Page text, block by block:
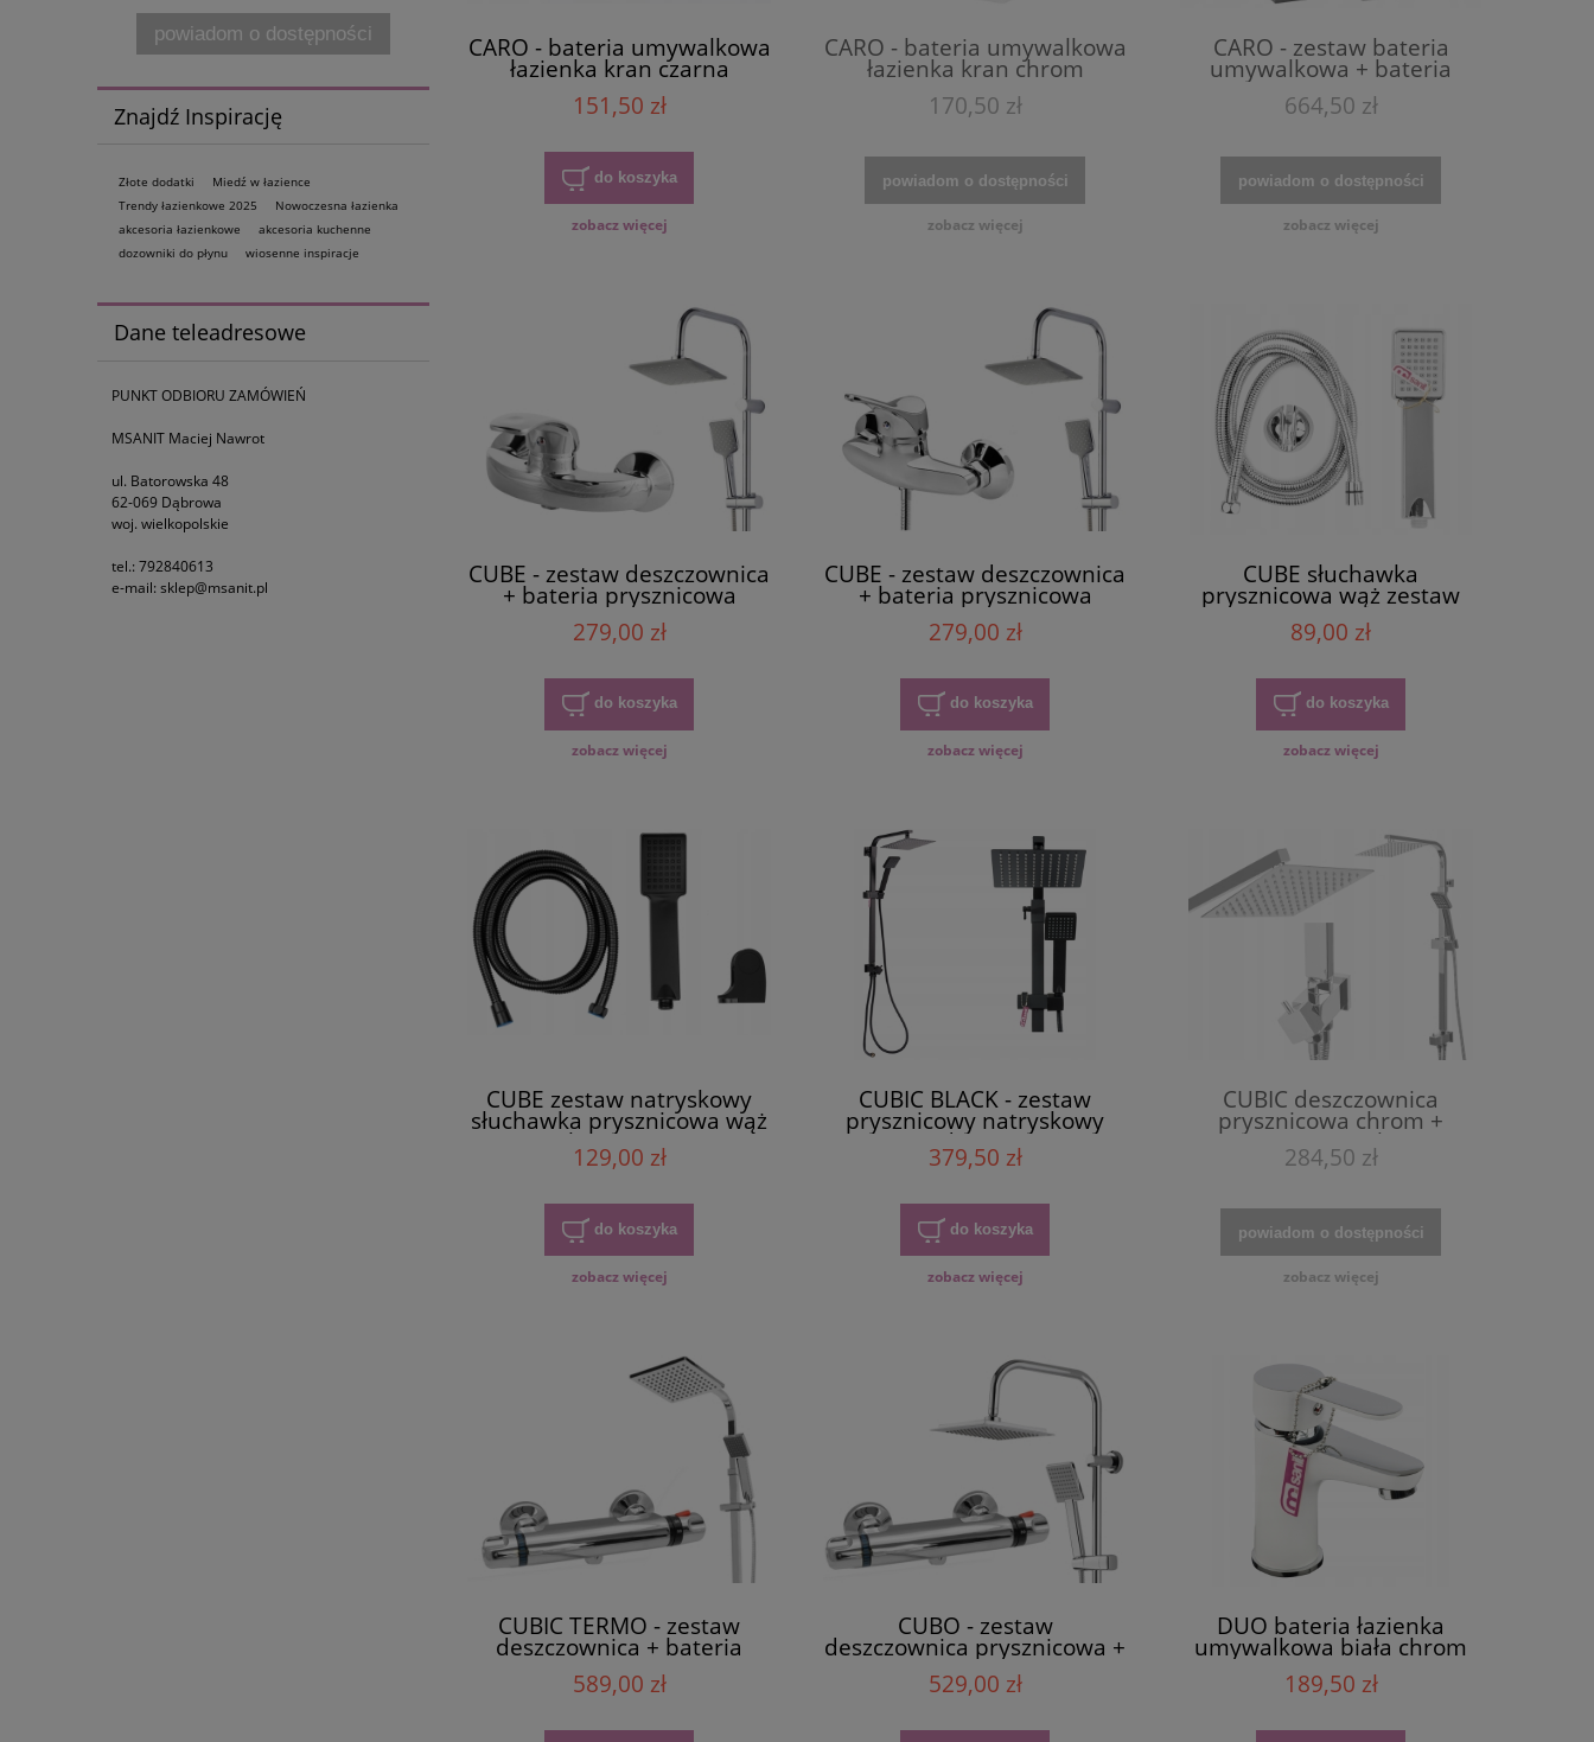
powiadom o dostępności do koszyka
Znajdź Inspirację
Złote dodatki
Miedź w łazience
Trendy łazienkowe 2025
Nowoczesna łazienka
akcesoria łazienkowe
akcesoria kuchenne
dozowniki do płynu
wiosenne inspiracje
Dane teleadresowe
PUNKT ODBIORU ZAMÓWIEŃ
MSANIT Maciej Nawrot
ul. Batorowska 48
62-069 Dąbrowa
woj. wielkopolskie
tel.: 792840613
e-mail: sklep@msanit.pl
CARO - bateria umywalkowa
łazienka kran czarna
151,50 zł
do koszyka
zobacz więcej
CARO - bateria umywalkowa
łazienka kran chrom
170,50 zł
powiadom o dostępności
zobacz więcej
CARO - zestaw bateria
umywalkowa + bateria
wannowa czarna
664,50 zł
powiadom o dostępności
zobacz więcej
CUBE - zestaw deszczownica
+ bateria prysznicowa
chrom
279,00 zł
do koszyka
zobacz więcej
CUBE - zestaw deszczownica
+ bateria prysznicowa
natryskowa chrom
279,00 zł
do koszyka
zobacz więcej
CUBE słuchawka
prysznicowa wąż zestaw
prysznicowy chrom
89,00 zł
do koszyka
zobacz więcej
CUBE zestaw natryskowy
słuchawka prysznicowa wąż
uchwyt czarny
129,00 zł
do koszyka
zobacz więcej
CUBIC BLACK - zestaw
prysznicowy natryskowy
czarny deszczownica
379,50 zł
do koszyka
zobacz więcej
CUBIC deszczownica
prysznicowa chrom +
zestaw natryskowy
284,50 zł
powiadom o dostępności
zobacz więcej
CUBIC TERMO - zestaw
deszczownica + bateria
termostatyczna prysznicowa
chrom
589,00 zł
CUBO - zestaw
deszczownica prysznicowa +
bateria termostatyczna
chrom
529,00 zł
DUO bateria łazienka
umywalkowa biała chrom
189,50 zł